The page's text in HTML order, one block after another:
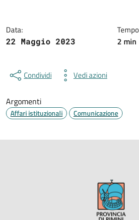
Data:
22 Maggio 2023 2 min
Condividi Vedi azioni
Argomenti
Affari istituzionali Comunicazione